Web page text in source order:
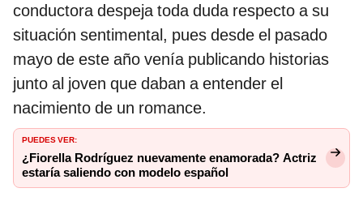
conductora despeja toda duda respecto a su
situación sentimental, pues desde el pasado
mayo de este año venía publicando historias
junto al joven que daban a entender el
nacimiento de un romance.
PUEDES VER:
¿Fiorella Rodríguez nuevamente enamorada? Actriz
estaría saliendo con modelo español